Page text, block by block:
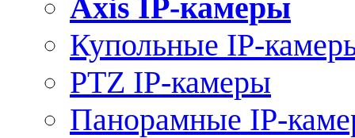
Axis IP-камеры
Купольные IP-
PTZ IP-камеры
Панорамные IP-